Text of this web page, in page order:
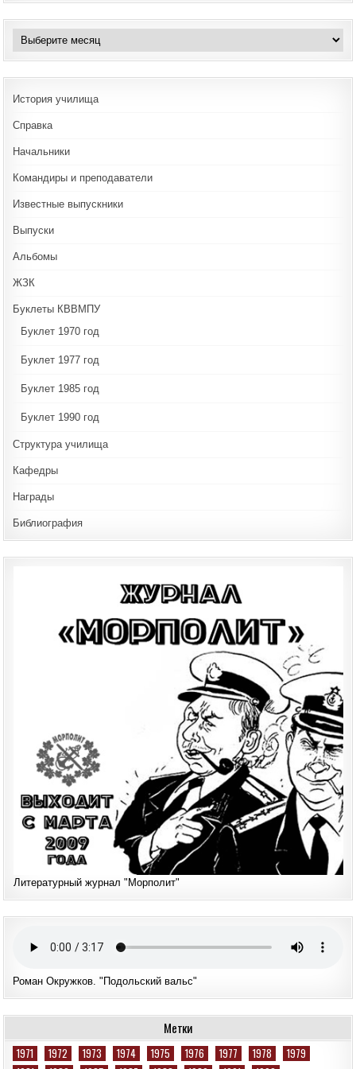
Архивы
История училища
Справка
Начальники
Командиры и преподаватели
Известные выпускники
Выпуски
Альбомы
ЖЗК
Буклеты КВВМПУ
Буклет 1970 год
Буклет 1977 год
Буклет 1985 год
Буклет 1990 год
Структура училища
Кафедры
Награды
Библиография
Литературный журнал "Морполит"
Роман Окружков. "Подольский вальс"
Метки
1971 1972 1973 1974 1975 1976 1977 1978
1979